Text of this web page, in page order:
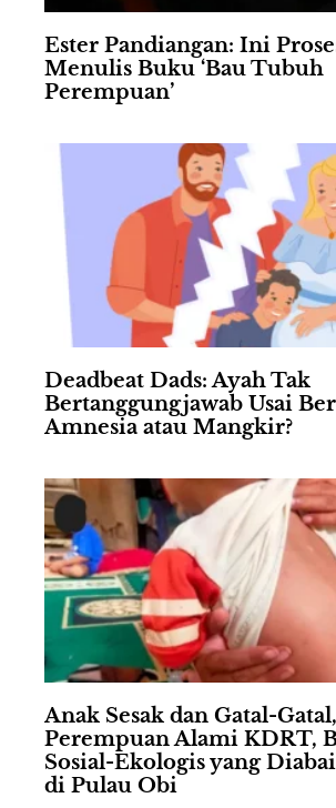
Ester Pandiangan: Ini
Menulis Buku ‘Bau Tubuh
Perempuan’
Deadbeat Dads: Ayah Tak
Bertanggungjawab Usai
Amnesia atau Mangkir?
Anak Sesak dan Gatal-Gatal,
Perempuan Alami KDRT,
Sosial-Ekologis yang
di Pulau Obi